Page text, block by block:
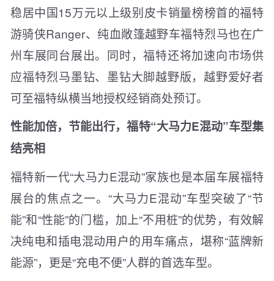
稳居中国15万元以上级别皮卡销量榜榜首的福特
游骑侠Ranger、纯血敞篷越野车福特烈马也在广
州车展同台展出。同时，福特还将加速向市场供
应福特烈马墨钻、墨钻大脚越野版，越野爱好者
可至福特纵横当地授权经销商处预订。
性能加倍，节能出行，福特“大马力E混动”车型集
结亮相
福特新一代“大马力E混动”家族也是本届车展福特
展台的焦点之一。“大马力E混动”车型突破了“节
能”和“性能”的门槛，加上“不用桩”的优势，有效解
决纯电和插电混动用户的用车痛点，堪称“蓝牌新
能源”，更是“充电不便”人群的首选车型。